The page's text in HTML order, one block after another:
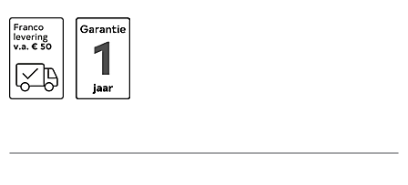
Breedte (mm)
Max. rolbreedte (mm)
Max. rollengte (m) Dubbelklik om in te zoomen